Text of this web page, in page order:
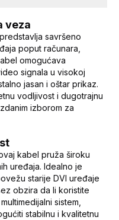
veza
savršeno
poput računara,
omogućava
signala u visokoj
jasan i oštar prikaz.
vodljivost i dugotrajnu
izborom za
kabel pruža široku
uređaja. Idealno je
starije DVI uređaje
obzira da li koristite
sistem,
stabilnu i kvalitetnu